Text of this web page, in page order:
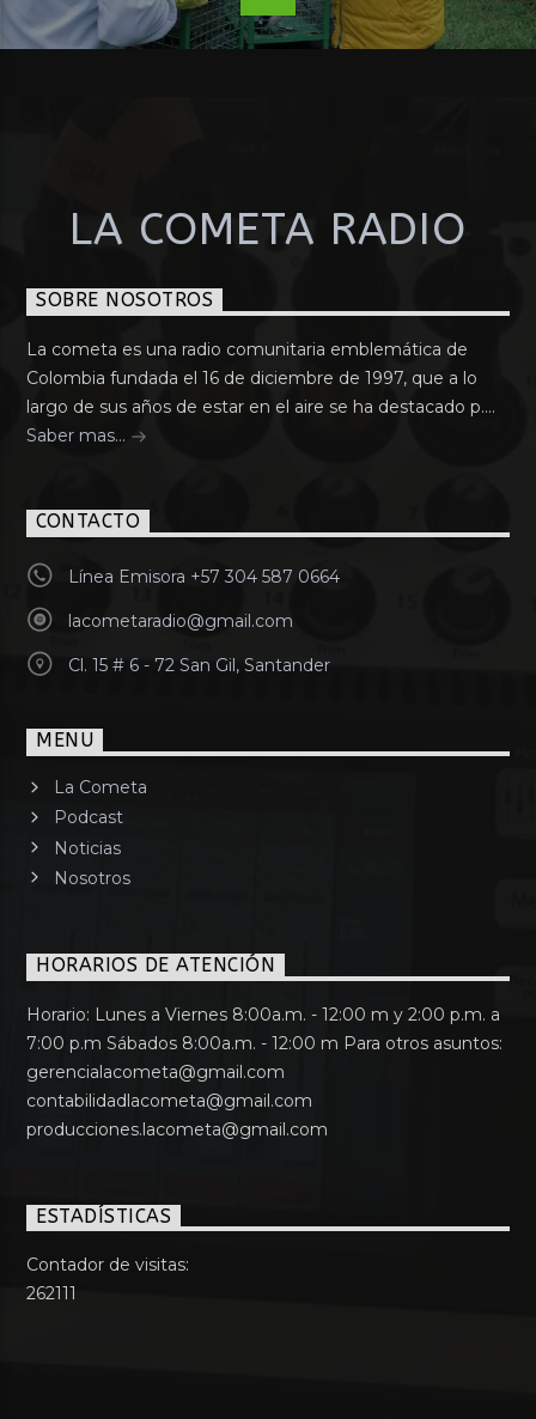
LA COMETA RADIO
SOBRE NOSOTROS
La cometa es una radio comunitaria emblemática de
Colombia fundada el 16 de diciembre de 1997, que a lo
largo de sus años de estar en el aire se ha destacado p....
Saber mas...
CONTACTO
Línea Emisora +57 304 587 0664
lacometaradio@gmail.com
Cl. 15 # 6 - 72 San Gil, Santander
MENU
La Cometa
Podcast
Noticias
Nosotros
HORARIOS DE ATENCIÓN
Horario: Lunes a Viernes 8:00a.m. - 12:00 m y 2:00 p.m. a
7:00 p.m Sábados 8:00a.m. - 12:00 m Para otros asuntos:
gerencialacometa@gmail.com
contabilidadlacometa@gmail.com
producciones.lacometa@gmail.com
ESTADÍSTICAS
Contador de visitas:
262111